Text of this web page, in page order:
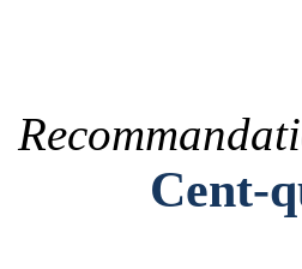
Cent-